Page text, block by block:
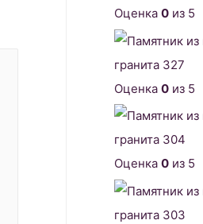
Оценка 0 из 5
гранита 327
Оценка 0 из 5
гранита 304
Оценка 0 из 5
гранита 303